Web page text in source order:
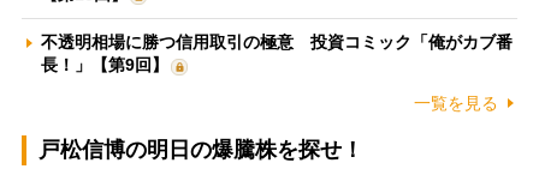
不透明相場に勝つ信用取引の極意 投資コミック「俺がカブ番
長！」【第9回】
一覧を見る
戸松信博の明日の爆騰株を探せ！